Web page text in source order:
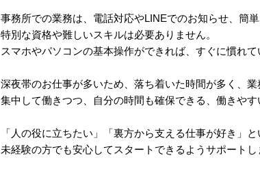
事務所での業務は、電話対応やLINEでのお知らせ、簡単
特別な資格や難しいスキルは必要ありません。
スマホやパソコンの基本操作ができれば、すぐに慣れて
深夜帯のお仕事が多いため、落ち着いた時間が多く、
集中して働きつつ、自分の時間も確保できる、働きやす
「人の役に立ちたい」「裏方から支える仕事が好き」と
未経験の方でも安心してスタートできるようサポートし